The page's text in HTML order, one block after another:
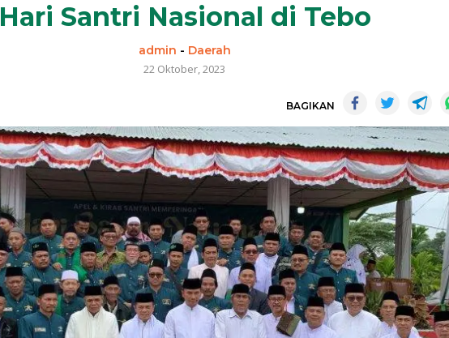
Hari Santri Nasional di Tebo
admin - Daerah
22 Oktober, 2023
BAGIKAN